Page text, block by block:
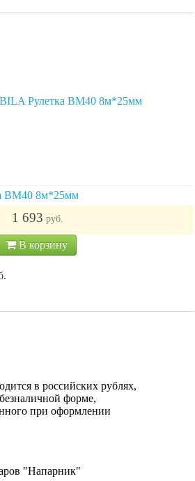
BM40 8м*25мм
1 693 руб.
В корзину
в российских рублях,
форме,
при оформлении
"Напарник"